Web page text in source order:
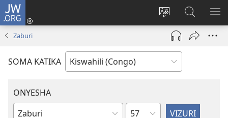
JW.ORG
Badili
luga
ya
adresi
Ingia
(opens
window)
Tafuta
ku
JW.ORG
Zaburi
SOMA KATIKA
ONYESHA
Sura